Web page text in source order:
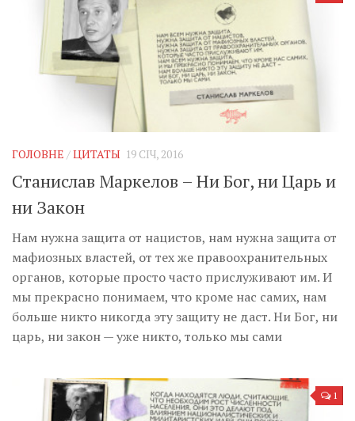
Музика революції
Візуальне
Научпоп
Inter/antinational
ГОЛОВНЕ /ЦИТАТЫ 19 СІЧ, 2016
Станислав Маркелов – Ни Бог, ни Царь и
ни Закон
Нам нужна защита от нацистов, нам нужна защита от
мафиозных властей, от тех же правоохранительных
органов, которые просто часто прислуживают им. И
мы прекрасно понимаем, что кроме нас самих, нам
больше никто никогда эту защиту не даст. Ни Бог, ни
царь, ни закон — уже никто, только мы сами
1